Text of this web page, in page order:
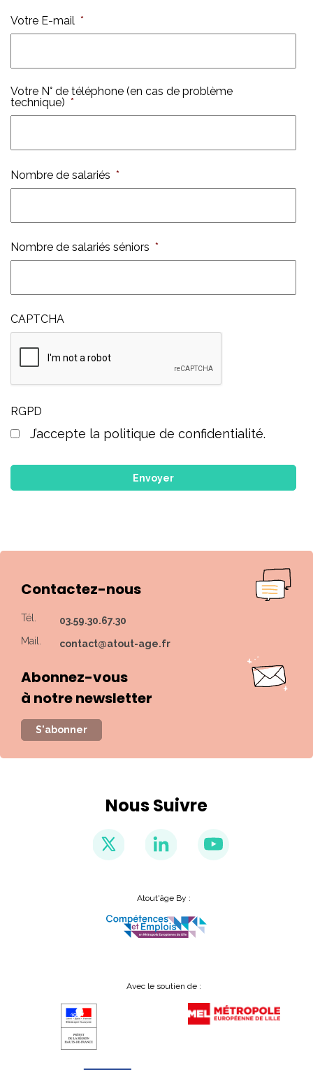
Votre E-mail *
Votre N° de téléphone (en cas de problème
technique) *
Nombre de salariés *
Nombre de salariés séniors *
CAPTCHA
RGPD
J’accepte la politique de confidentialité.
Contactez-nous
Tél.
03.59.30.67.30
Mail.
contact@atout-age.fr
Abonnez-vous
à notre newsletter
S'abonner
Nous Suivre
Atout'âge By :
Avec le soutien de :